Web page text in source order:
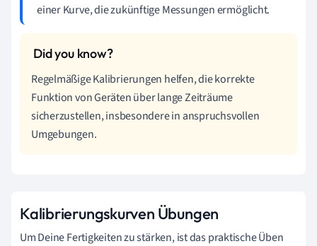
einer Kurve, die zukünftige Messungen ermöglicht.
Regelmäßige Kalibrierungen helfen, die korrekte
Funktion von Geräten über lange Zeiträume
sicherzustellen, insbesondere in anspruchsvollen
Umgebungen.
Kalibrierungskurven Übungen
Um Deine Fertigkeiten zu stärken, ist das praktische Üben